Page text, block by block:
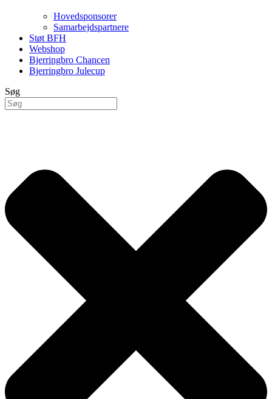
Hovedsponsorer
Samarbejdspartnere
Støt BFH
Webshop
Bjerringbro Chancen
Bjerringbro Julecup
Søg